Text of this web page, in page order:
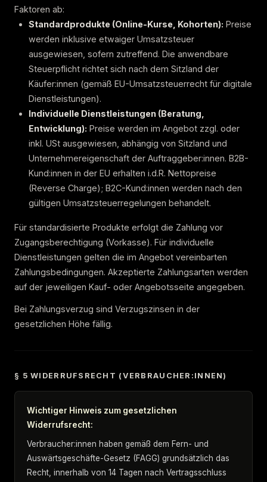
Faktoren ab:
Standardprodukte (Online-Kurse, Kohorten): Preise
werden inklusive etwaiger Umsatzsteuer
ausgewiesen, sofern zutreffend. Die anwendbare
Steuerpflicht richtet sich nach dem Sitzland der
Käufer:innen (gemäß EU-Umsatzsteuerrecht für digitale
Dienstleistungen).
Individuelle Dienstleistungen (Beratung,
Entwicklung): Preise werden im Angebot zzgl. oder
inkl. USt ausgewiesen, abhängig von Sitzland und
Unternehmereigenschaft der Auftraggeber:innen. B2B-
Kund:innen in der EU erhalten i.d.R. Nettopreise
(Reverse Charge); B2C-Kund:innen werden nach den
gültigen Umsatzsteuerregelungen behandelt.
Für standardisierte Produkte erfolgt die Zahlung vor
Zugangsberechtigung (Vorkasse). Für individuelle
Dienstleistungen gelten die im Angebot vereinbarten
Zahlungsbedingungen. Akzeptierte Zahlungsarten werden
auf der jeweiligen Kauf- oder Angebotsseite angegeben.
Bei Zahlungsverzug sind Verzugszinsen in der
gesetzlichen Höhe fällig.
§ 5 WIDERRUFSRECHT (VERBRAUCHER:INNEN)
Wichtiger Hinweis zum gesetzlichen
Widerrufsrecht:
Verbraucher:innen haben gemäß dem Fern- und
Auswärtsgeschäfte-Gesetz (FAGG) grundsätzlich das
Recht, innerhalb von 14 Tagen nach Vertragsschluss